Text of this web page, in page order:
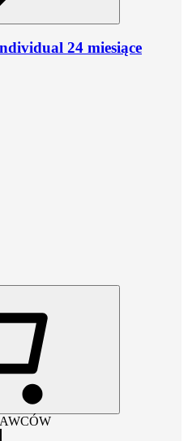
24 miesiące